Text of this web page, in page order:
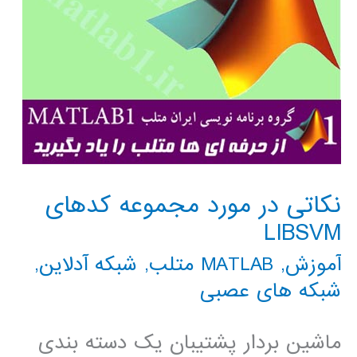
نکاتی در مورد مجموعه کدهای
LIBSVM
آموزش, MATLAB متلب , شبکه آدلاین,
شبکه های عصبی
ماشین بردار پشتیبان یک دسته بندی